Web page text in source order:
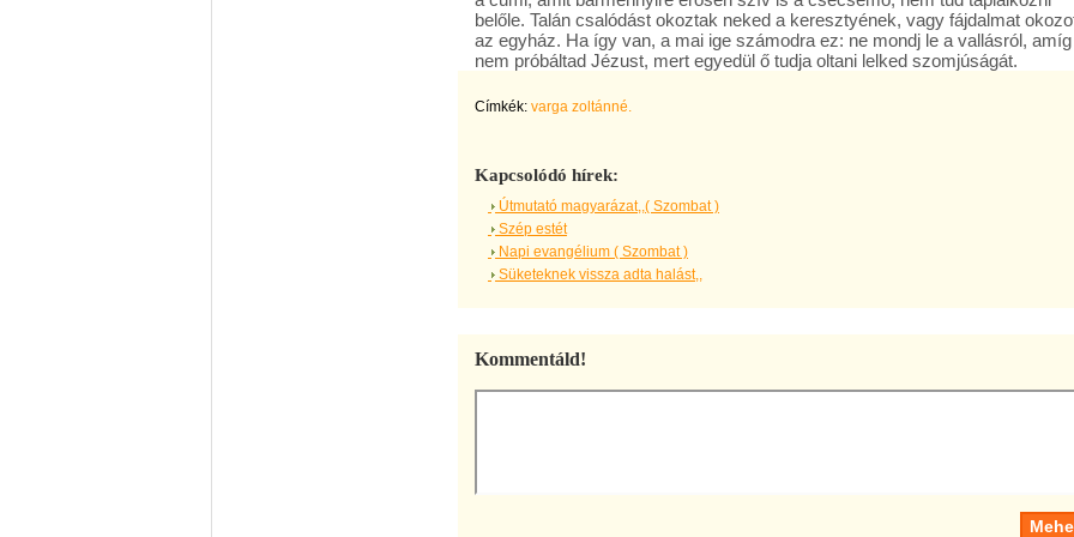
belőle. Talán csalódást okoztak neked a keresztyének, vagy fájdalmat
az egyház. Ha így van, a mai ige számodra ez: ne mondj le a vallásról, amíg
nem próbáltad Jézust, mert egyedül ő tudja oltani lelked szomjúságát.
Címkék: varga zoltánné.
Kapcsolódó hírek:
Útmutató magyarázat,,( Szombat )
Szép estét
Napi evangélium ( Szombat )
Süketeknek vissza adta halást,,
Kommentáld!